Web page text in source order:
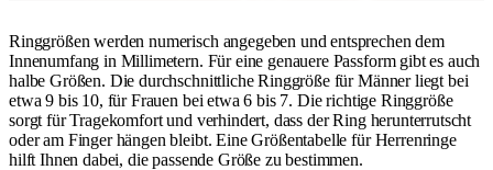
Ringgrößen werden numerisch angegeben und entsprechen dem
Innenumfang in Millimetern. Für eine genauere Passform gibt es auch
halbe Größen. Die durchschnittliche Ringgröße für Männer liegt bei
etwa 9 bis 10, für Frauen bei etwa 6 bis 7. Die richtige Ringgröße
sorgt für Tragekomfort und verhindert, dass der Ring herunterrutscht
oder am Finger hängen bleibt. Eine Größentabelle für Herrenringe
hilft Ihnen dabei, die passende Größe zu bestimmen.